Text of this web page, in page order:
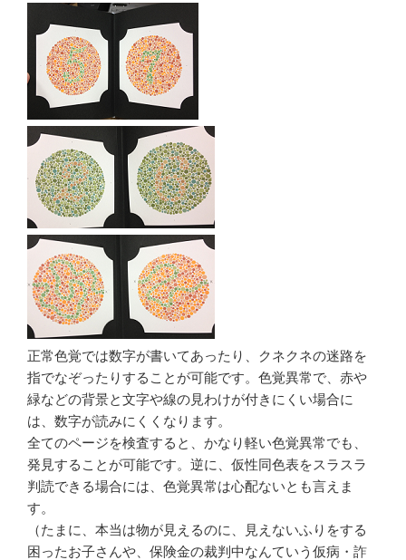
正常色覚では数字が書いてあったり、クネクネの迷路を
指でなぞったりすることが可能です。色覚異常で、赤や
緑などの背景と文字や線の見わけが付きにくい場合に
は、数字が読みにくくなります。
全てのページを検査すると、かなり軽い色覚異常でも、
発見することが可能です。逆に、仮性同色表をスラスラ
判読できる場合には、色覚異常は心配ないとも言えま
す。
（たまに、本当は物が見えるのに、見えないふりをする
困ったお子さんや、保険金の裁判中なんていう仮病・詐